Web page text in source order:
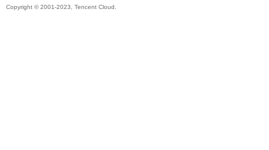
Copyright © 2001-2023, Tencent Cloud.